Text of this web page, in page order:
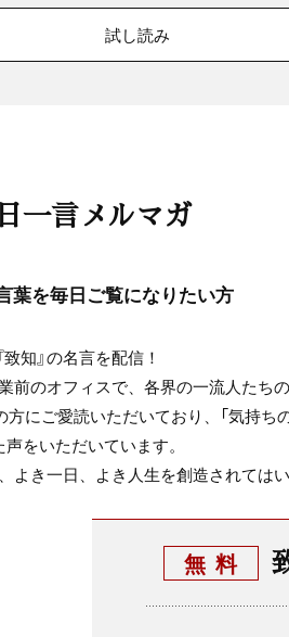
試し読み
一言メルマガ
葉を毎日ご覧になりたい方
知』の名言を配信！
前のオフィスで、各界の一流人たち
にご愛読いただいており、「気持ち
をいただいています。
よき一日、よき人生を創造されてはい
無料